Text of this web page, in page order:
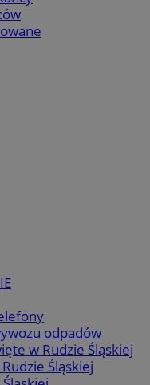
odpadów
w Rudzie Śląskiej
Śląskiej